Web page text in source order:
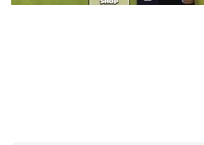
Q3. 明明吃了十一番為什麼只算我八番